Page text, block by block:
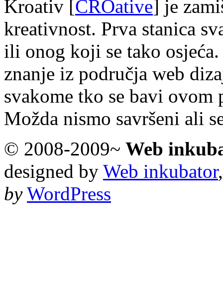
Kroativ [CROative] je
kreativnost. Prva stanica
ili onog koji se tako
znanje iz područja web
svakome tko se bavi
Možda nismo savršeni ali
© 2008-2009~ Web
designed by Web inkubator
by WordPress